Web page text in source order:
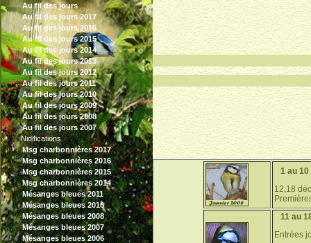
Au fil des jours
Au fil des jours 2017
Au fil des jours 2016
Au fil des jours 2015
Au fil des jours 2014
Au fil des jours 2013
Au fil des jours 2012
Au fil des jours 2011
Au fil des jours 2010
Au fil des jours 2009
Au fil des jours 2008
Au fil des jours 2007
Nidifications
Msg charbonnières 2017
Msg charbonnières 2016
Msg charbonnières 2015
Msg charbonnières 2014
Mésanges bleues 2011
Mésanges bleues 2010
Mésanges bleues 2008
Mésanges bleues 2007
Mésanges bleues 2006
1 au
12,18
11 au
Entrées